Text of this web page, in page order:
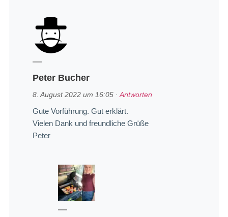
Peter Bucher
8. August 2022 um 16:05· Antworten
Gute Vorführung. Gut erklärt.
Vielen Dank und freundliche Grüße
Peter